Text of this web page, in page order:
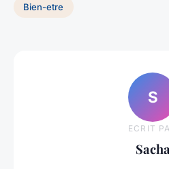
Bien-etre
S
ECRIT
Sacha